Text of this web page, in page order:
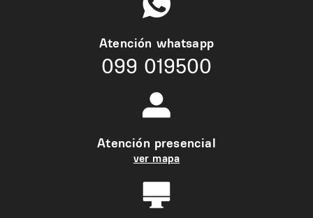
Atención whatsapp
099 019500
Atención presencial
ver mapa